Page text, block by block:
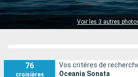
Voir les 3 autres
76
croisières
Vos critères de
Oceania Sonata